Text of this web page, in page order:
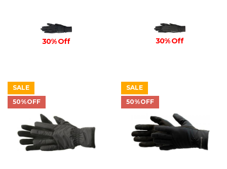
30% Off 30% Off
SALE
50%OFF
SALE
50%OFF